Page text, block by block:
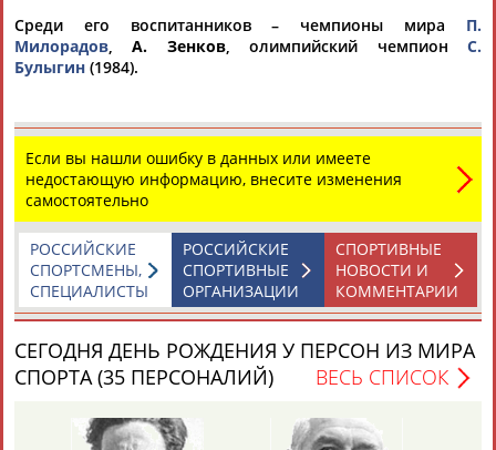
АБДРАХМАНОВАБДРАХМАНОВААБДУВАЛИЕВ
АБДУЛАЕВ
Рамазан
АБДУЛАЕВ
Тагир
АБДУЛАЕВ
Камиль
АБДУЛАЗИЗОВ
Загалав
АБДУЛБЕКОВ
Камалудин
АБДУЛДАУДОВ
Абдула
АБДУЛЖАЛИЛОВ
Магомед
АБДУЛКАГИРОВ
Назир
АБДУЛЛАЕВ
Среди его воспитанников – чемпионы мира П.
Милорадов,А. Зенков, олимпийский чемпионС.
Булыгин (1984).
Если вы нашли ошибку в данных или имеете
недостающую информацию, внесите изменения
самостоятельно
СПОРТИВНЫЕ
НОВОСТИ И
КОММЕНТАРИИ
РОССИЙСКИЕ
СПОРТИВНЫЕ
ОРГАНИЗАЦИИ
РОССИЙСКИЕ
СПОРТСМЕНЫ,
СПЕЦИАЛИСТЫ
СЕГОДНЯ ДЕНЬ РОЖДЕНИЯ У ПЕРСОН ИЗ МИРА
СПОРТА (35 ПЕРСОНАЛИЙ)
ВЕСЬ СПИСОК